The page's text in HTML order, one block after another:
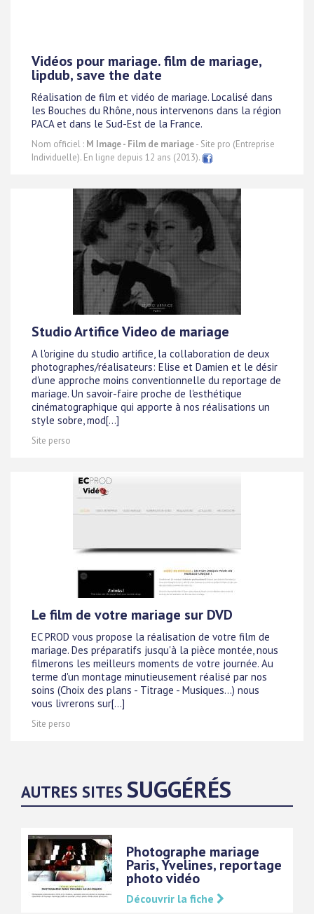
Vidéos pour mariage. film de mariage,
lipdub, save the date
Réalisation de film et vidéo de mariage. Localisé dans
les Bouches du Rhône, nous intervenons dans la région
PACA et dans le Sud-Est de la France.
Nom officiel : M Image - Film de mariage- Site pro (Entreprise
Individuelle). En ligne depuis 12 ans (2013).
Studio Artifice Video de mariage
A l'origine du studio artifice, la collaboration de deux
photographes/réalisateurs: Elise et Damien et le désir
d'une approche moins conventionnelle du reportage de
mariage. Un savoir-faire proche de l'esthétique
cinématographique qui apporte à nos réalisations un
style sobre, mod[...]
Site perso
Le film de votre mariage sur DVD
EC PROD vous propose la réalisation de votre film de
mariage. Des préparatifs jusqu'à la pièce montée, nous
filmerons les meilleurs moments de votre journée. Au
terme d'un montage minutieusement réalisé par nos
soins (Choix des plans - Titrage - Musiques...) nous
vous livrerons sur[...]
Site perso
AUTRES SITES SUGGÉRÉS
Photographe mariage
Paris, Yvelines, reportage
photo vidéo
Découvrir la fiche